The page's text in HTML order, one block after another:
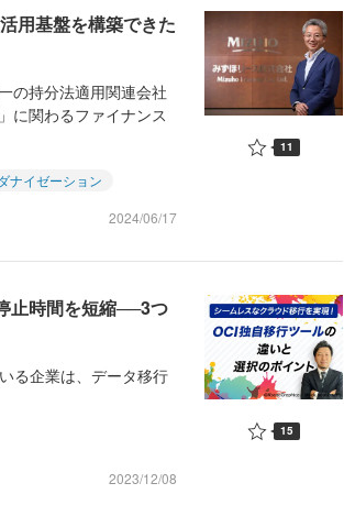
用基盤を構築できた
の持分法適用関連会社
に関わるファイナンス
ナイゼーション
2024/06/17
11
止時間を短縮──3つ
る企業は、データ移行
2023/12/08
15